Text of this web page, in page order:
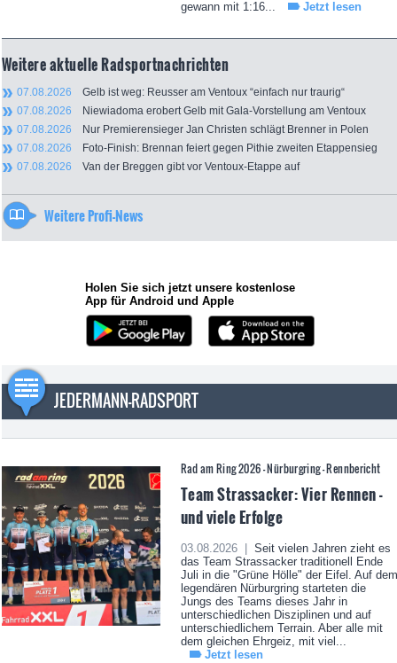
gewann mit 1:16...
Jetzt lesen
Weitere aktuelle Radsportnachrichten
07.08.2026 Gelb ist weg: Reusser am Ventoux “einfach nur traurig“
07.08.2026 Niewiadoma erobert Gelb mit Gala-Vorstellung am Ventoux
07.08.2026 Nur Premierensieger Jan Christen schlägt Brenner in Polen
07.08.2026 Foto-Finish: Brennan feiert gegen Pithie zweiten Etappensieg
07.08.2026 Van der Breggen gibt vor Ventoux-Etappe auf
Weitere Profi-News
Holen Sie sich jetzt unsere kostenlose
App für Android und Apple
JEDERMANN-RADSPORT
Rad am Ring 2026 - Nürburgring - Rennbericht
Team Strassacker: Vier Rennen -
und viele Erfolge
03.08.2026 |
Seit vielen Jahren zieht es
das Team Strassacker traditionell Ende
Juli in die "Grüne Hölle" der Eifel. Auf dem
legendären Nürburgring starteten die
Jungs des Teams dieses Jahr in
unterschiedlichen Disziplinen und auf
unterschiedlichem Terrain. Aber alle mit
dem gleichen Ehrgeiz, mit viel...
Jetzt lesen